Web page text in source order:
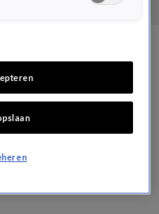
grootste
heeft